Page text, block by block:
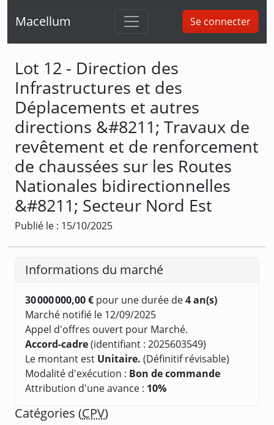
Macellum Se connecter
Lot 12 - Direction des
Infrastructures et des
Déplacements et autres
directions &#8211; Travaux de
revêtement et de renforcement
de chaussées sur les Routes
Nationales bidirectionnelles
&#8211; Secteur Nord Est
Publié le : 15/10/2025
Informations du marché
30 000 000,00 € pour une durée de4 an(s)
Marché notifié le 12/09/2025
Appel d'offres ouvert pour Marché.
Accord-cadre(identifiant : 2025603549)
Le montant est Unitaire. (Définitif révisable)
Modalité d'exécution : Bon de commande
Attribution d'une avance : 10%
Catégories (CPV)